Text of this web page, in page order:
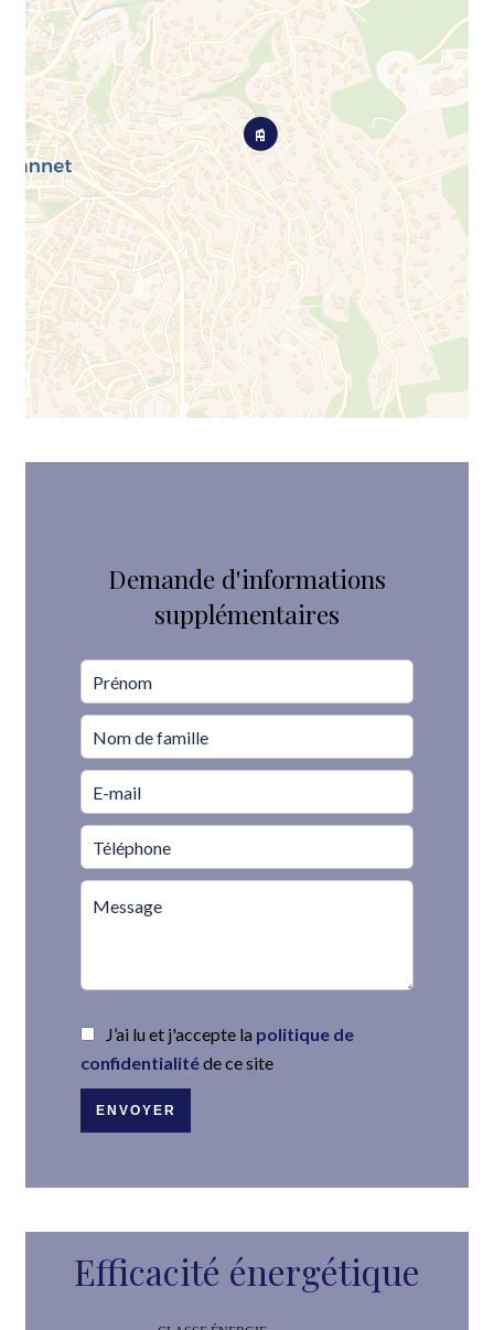
Demande d'informations
supplémentaires
J’ai lu et j'accepte la politique de
confidentialitéde ce site
ENVOYER
Efficacité énergétique